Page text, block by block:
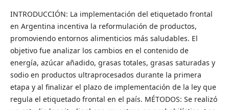
INTRODUCCIÓN: La implementación del etiquetado frontal
en Argentina incentiva la reformulación de productos,
promoviendo entornos alimenticios más saludables. El
objetivo fue analizar los cambios en el contenido de
energía, azúcar añadido, grasas totales, grasas saturadas y
sodio en productos ultraprocesados durante la primera
etapa y al finalizar el plazo de implementación de la ley que
regula el etiquetado frontal en el país. MÉTODOS: Se realizó